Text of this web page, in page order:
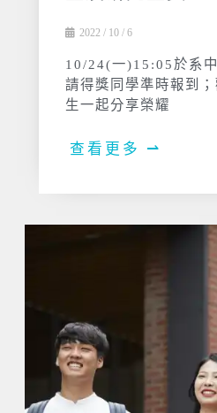
2022 / 10 / 6
10/24(一)15:05於系
請得獎同學準時報到
生一起分享榮耀
查看更多 ⇀